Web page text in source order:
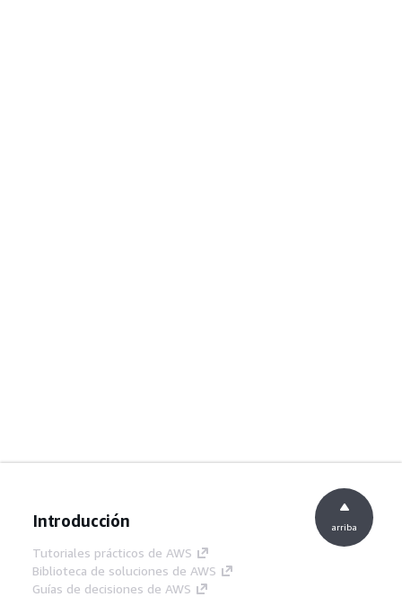
Introducción
Tutoriales prácticos de AWS
Biblioteca de soluciones de AWS
Guías de decisiones de AWS
arriba